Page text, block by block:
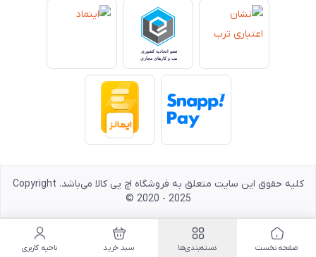
کلیه حقوق این سایت متعلق به فروشگاه اچ پی کالا می‌باشد. Copyright
© 2020 - 2025
صفحه نخست دسته‌بندی‌ها سبد خرید ناحیه کاربری